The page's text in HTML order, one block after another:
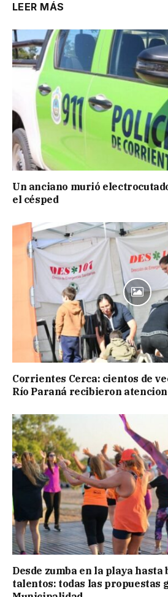
LEER MÁS
Un anciano murió
el césped
Corrientes Cerca: cientos de
Río Paraná recibieron
Desde zumba en la playa hasta
talentos: todas las propuestas